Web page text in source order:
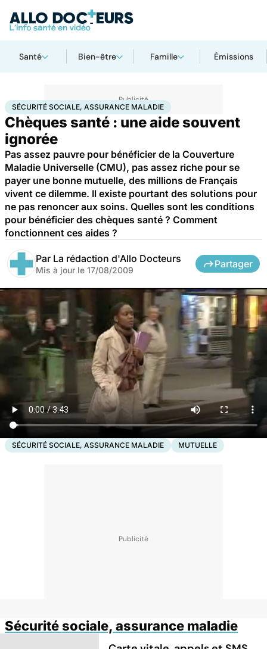
Santé Bien-être Famille Émissions
AccueilSantéSécurité sociale, assurance maladie
SÉCURITÉ SOCIALE, ASSURANCE MALADIE
Chèques santé : une aide souvent
ignorée
Pas assez pauvre pour bénéficier de la Couverture
Maladie Universelle (CMU), pas assez riche pour se
payer une bonne mutuelle, des millions de Français
vivent ce dilemme. Il existe pourtant des solutions pour
ne pas renoncer aux soins. Quelles sont les conditions
pour bénéficier des chèques santé ? Comment
fonctionnent ces aides ?
Par La rédaction d'Allo Docteurs
Mis à jour le 17/08/2009
Partager
SÉCURITÉ SOCIALE, ASSURANCE MALADIE MUTUELLE
Sécurité sociale, assurance maladie